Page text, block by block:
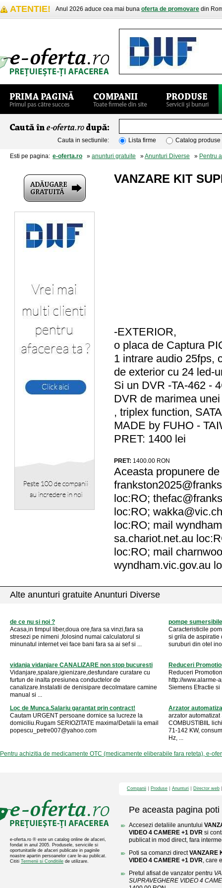
ATENTIE! Anul 2026 aduce cea mai buna oferta de promovare din
Cauta in sectiunile: Lista firme Catalog produse
Esti pe pagina: e-oferta.ro » anunturi gratuite »Anunturi Diverse » Pentru
VANZARE KIT
-EXTERIOR,
o placa de Captura
1 intrare audio 25fps,
de exterior cu 24 led-
Si un DVR -TA-462 -
DVR de marimea
, triplex function,
MADE by FUHO -
PRET: 1400 lei
PRET: 1400.00 RON
Aceasta propunere
loc:RO;
loc:RO;
loc:RO; mail
sa.chariot.net.au
loc:RO; mail
wyndham.vic.gov.au
Alte anunturi gratuite Anunturi Diverse
de ce nu si noi ?
Acasa,in timpul liber,doua ore,fara sa vinzi,fara sa
stresezi pe nimeni ,folosind numai calculatorul si
minunatul internet vei face bani fara sa ai sef si ...
pompe
Caracteristicile
si grila de aspiratie
suruburi din otel
vidanja vidanjare CANALIZARE non stop bucuresti
Vidanjare,spalare,igienizare,desfundare curatare cu
furtun de inalta presiunea conductelor de
canalizare.Instalatii de denisipare decolmatare camine
manual si ...
Reduceri
Reduceri
http://www.alarme-
Siemens Efractie si
Loc de Munca.Salariu garantat prin contract!
Cautam URGENT persoane dornice sa lucreze la
domiciliu.Rugam SERIOZITATE maxima!Detalii la email
popescu_petre007@yahoo.com
Arzator
arzator automatizat
COMBUSTIBIIL
71-142 KW,
Hz, ...
Pentru achizitia de medicamente OTC (medicamente eliberabile fara reteta), e-
e-oferta.ro ® este un catalog online de afaceri,
fondat in anul 2005. Produsele, serviciile si
oportunitatile de afaceri publicate in paginile
noastre apartin persoanelor care le-au publicat.
Cititi Termenii si Conditiile de utilizare.
Companii Produse Anunturi Director web
Pe aceasta pagina poti
Accesezi detaliile anuntului
VIDEO 4 CAMERE +1 DVR si
publicat in mod direct, fara
Poti sa comanzi directVANZARE
VIDEO 4 CAMERE +1 DVR, care
Pretul afisat de vanzator pentru
SUPRAVEGHERE VIDEO 4